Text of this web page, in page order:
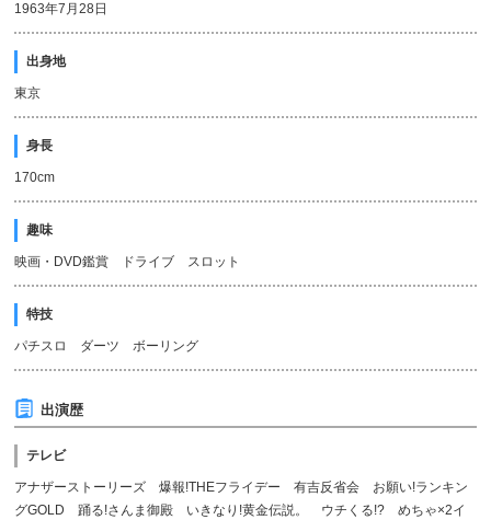
1963年7月28日
出身地
東京
身長
170cm
趣味
映画・DVD鑑賞 ドライブ スロット
特技
パチスロ ダーツ ボーリング
出演歴
テレビ
アナザーストーリーズ 爆報!THEフライデー 有吉反省会 お願い!ランキン
グGOLD 踊る!さんま御殿 いきなり!黄金伝説。 ウチくる!? めちゃ×2イ